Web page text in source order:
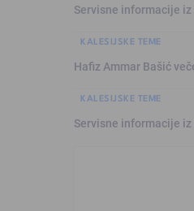
Servisne informacije
KALESIJSKE TEME
Hafiz Ammar Bašić
KALESIJSKE TEME
Servisne informacije